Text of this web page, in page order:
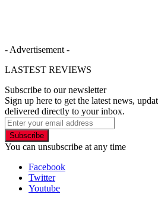
- Advertisement -
LASTEST REVIEWS
Subscribe to our newsletter
Sign up here to get the latest news,
delivered directly to your inbox.
Subscribe
You can unsubscribe at any time
Facebook
Twitter
Youtube